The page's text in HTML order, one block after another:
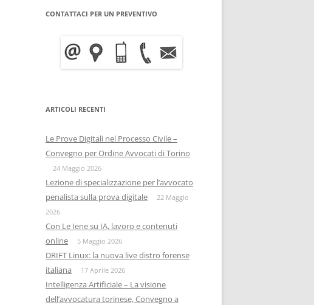
PERIZIA SU TELEGRAM
WRITE BLOCKER: COME
QUANTO COSTA
INFORMATICA GIURIDICA
DATA BREACH
DIGITAL FORENSICS
DISTRIBUZIONE FORENSE
COMPUTER FORENISCS
BITCOIN FORENSICS E
BLOCKCHAIN
ONIF
OSINTITALIA
CONTATTACI PER UN PREVENTIVO
ARTICOLI RECENTI
Le Prove Digitali nel Processo Civile –
Convegno per Ordine Avvocati di Torino
24 Maggio 2026
Lezione di specializzazione per l’avvocato
penalista sulla prova digitale
22 Maggio
2026
Con Le Iene su IA, lavoro e contenuti
online
5 Maggio 2026
DRIFT Linux: la nuova live distro forense
italiana
17 Aprile 2026
Intelligenza Artificiale – La visione
dell’avvocatura torinese, Convegno a